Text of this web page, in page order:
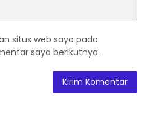
situs web saya pada
saya berikutnya.